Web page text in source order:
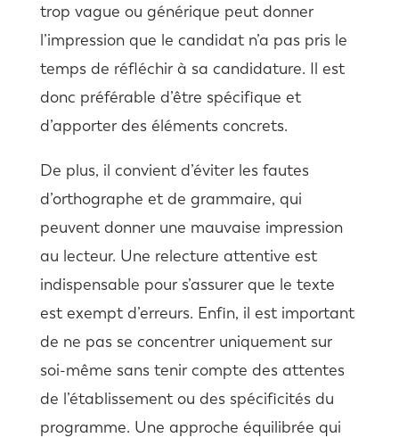
trop vague ou générique peut donner
l’impression que le candidat n’a pas pris le
temps de réfléchir à sa candidature. Il est
donc préférable d’être spécifique et
d’apporter des éléments concrets.
De plus, il convient d’éviter les fautes
d’orthographe et de grammaire, qui
peuvent donner une mauvaise impression
au lecteur. Une relecture attentive est
indispensable pour s’assurer que le texte
est exempt d’erreurs. Enfin, il est important
de ne pas se concentrer uniquement sur
soi-même sans tenir compte des attentes
de l’établissement ou des spécificités du
programme. Une approche équilibrée qui